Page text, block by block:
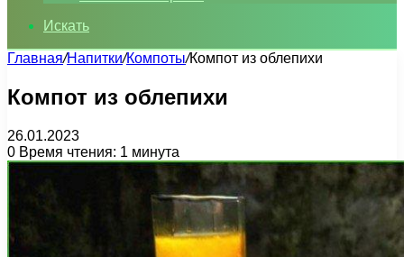
Искать
Главная/Напитки/Компоты/Компот из облепихи
Компот из облепихи
26.01.2023
0 Время чтения: 1 минута